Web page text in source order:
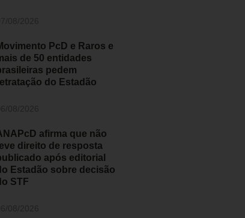
PcD e Raros e
de 50 entidades
pedem
do Estadão
afirma que não
direito de resposta
após editorial
Estadão sobre decisão
STF